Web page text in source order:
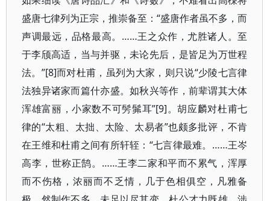
盛唐七律列为正宗，推崇备至：“盛唐作者虽不多，而
声调最远，品格最高。……王之众作，尤胜诸人。至
于李颀高适，当与并驱，未论先后，是皆足为万世程
法。”[8]而对杜甫，虽列为大家，则只说“少陵七言律
法独异诸家而篇什亦盛。如秋兴等作，前辈谓其大体
浑雄富丽，小家数不可髣髴耳”[9]。胡应麟对杜甫七
律的“太粗、太拙、太险、太易者”也颇多批评，不肯
在王维和杜甫之间有所轩轾：“七言律最难。……王岑
高李，世称正鹄。……王李二家和平而不累气，浑厚
而不伤格，浓丽而不乏情，几于色相俱空，凡雅备